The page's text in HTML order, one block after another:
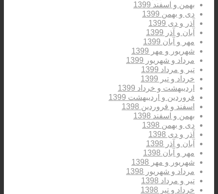
بهمن و اسفند 1399
دی و بهمن 1399
آذر و دی 1399
آبان و آذر 1399
مهر و آبان 1399
شهریور و مهر 1399
مرداد و شهریور 1399
تیر و مرداد 1399
خرداد و تیر 1399
اردیبهشت و خرداد 1399
فروردین و اردیبهشت 1399
اسفند و فروردین 1398
بهمن و اسفند 1398
دی و بهمن 1398
آذر و دی 1398
آبان و آذر 1398
مهر و آبان 1398
شهریور و مهر 1398
مرداد و شهریور 1398
تیر و مرداد 1398
خرداد و تیر 1398